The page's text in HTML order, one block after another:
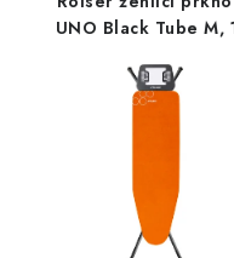
UNO Black Tube M,